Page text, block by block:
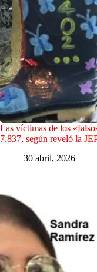
Las víctimas de los
7.837, según reveló la
30 abril, 2026